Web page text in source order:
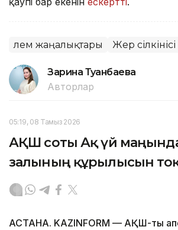
Әлем жаңалықтары Жер сілкінісі
Зарина Туғанбаева
Авторлар
05:19, 08 Тамыз 2026
АҚШ соты Ақ үй
залының құрылысын
АСТАНА. KAZINFORM — АҚШ-тың